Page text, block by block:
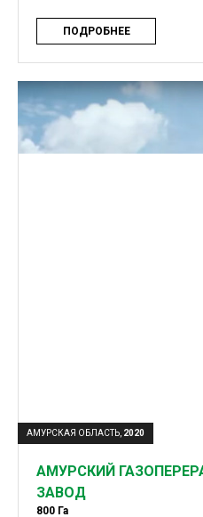
ПОДРОБНЕЕ
АМУРСКАЯ ОБЛАСТЬ, 2020
АМУРСКИЙ
ЗАВОД
800 Га